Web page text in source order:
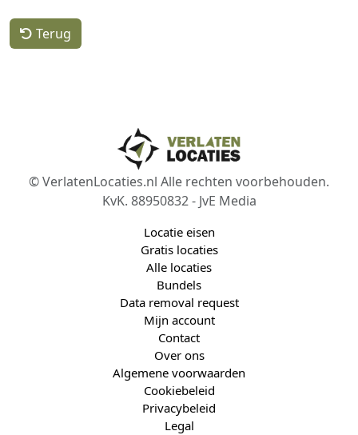
Terug
© VerlatenLocaties.nl Alle rechten voorbehouden.
KvK. 88950832 - JvE Media
Locatie eisen
Gratis locaties
Alle locaties
Bundels
Data removal request
Mijn account
Contact
Over ons
Algemene voorwaarden
Cookiebeleid
Privacybeleid
Legal